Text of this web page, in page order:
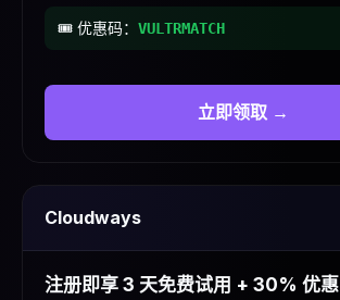
🎟️ 优惠码： VULTRMATCH
立即领取 →
Cloudways
注册即享 3 天免费试用 + 30% 优惠